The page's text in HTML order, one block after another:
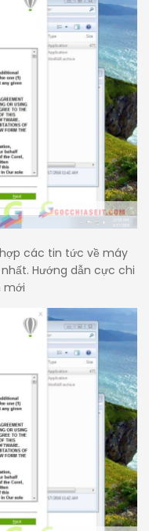
các tin tức về máy
Hướng dẫn cực chi
mới